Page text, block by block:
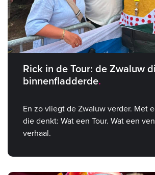
Rick in de Tour: de Zwaluw
binnenfladderde
En zo vliegt de Zwaluw verder. Met
die denkt: Wat een Tour. Wat een
verhaal.